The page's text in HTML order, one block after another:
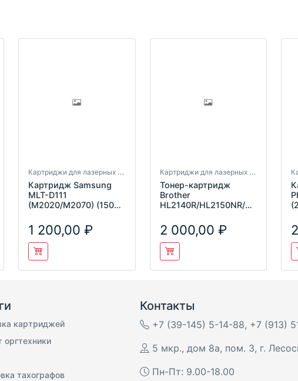
Картриджи для лазерных принтеров
Картридж Samsung
MLT-D111
(M2020/M2070) (1500
Premium
1 200,00
Картриджи для лазерных принтеров
Тонер-картридж
Brother
HL2140R/HL2150NR/HL
(boost)
2 000,00
картриджей
оргтехники
тахографов
Контакты
+7 (39-145) 5-14-88, +7 (913)
5 мкр., дом 8а, пом. 3, г.
Пн-Пт: 9.00-18.00